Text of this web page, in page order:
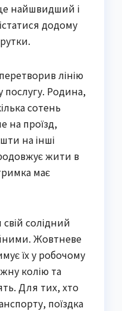
найшвидший і
додому
лінію
послугу. Родина,
сотень
на проїзд,
на інші
жити в
має
солідний
Жовтневе
їх у робочому
колію та
Для тих, хто
поїздка